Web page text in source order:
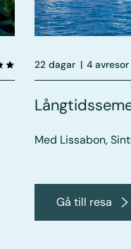
22 dagar | 4 avresor
Med Lissabon,
Gå till resa